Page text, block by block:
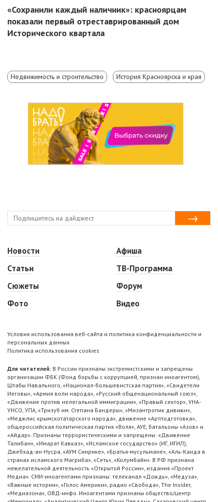
«Сохранили каждый наличник»: красноярцам
показали первый отреставрированный дом
Исторического квартала
Недвижимость и строительство История Красноярска и края
Новости
Статьи
Сюжеты
Фото
Афиша
ТВ-Программа
Форум
Видео
Условия использования веб-сайта и политика конфиденциальности и
персональных данных
Политика использования cookies
Для читателей: В России признаны экстремистскими и запрещены
организации ФБК (Фонд борьбы с коррупцией, признан иноагентом),
Штабы Навального, «Национал-большевистская партия», «Свидетели
Иеговы», «Армия воли народа», «Русский общенациональный союз»,
«Движение против нелегальной иммиграции», «Правый сектор», УНА-
УНСО, УПА, «Тризуб им. Степана Бандеры», «Мизантропик дивижн»,
«Меджлис крымскотатарского народа», движение «Артподготовка»,
общероссийская политическая партия «Воля», АУЕ, батальоны «Азов» и
«Айдар». Признаны террористическими и запрещены: «Движение
Талибан», «Имарат Кавказ», «Исламское государство» (ИГ, ИГИЛ),
Джебхад-ан-Нусра, «АУМ Синрике», «Братья-мусульмане», «Аль-Каида в
странах исламского Магриба», «Сеть», «Колумбайн». В РФ признана
нежелательной деятельность «Открытой России», издания «Проект
Медиа». СМИ-иноагентами признаны: телеканал «Дождь», «Медуза»,
«Важные истории», «Голос Америки», радио «Свобода», The Insider,
«Медиазона», ОВД-инфо. Иноагентами признаны общество/центр